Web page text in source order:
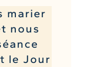
marier
nous
le Jour